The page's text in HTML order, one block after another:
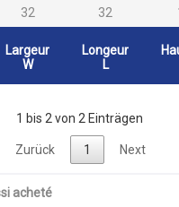
32 32
Largeur
W
Longeur
L
1 bis 2 von 2 Einträgen
Zurück 1 Next
acheté